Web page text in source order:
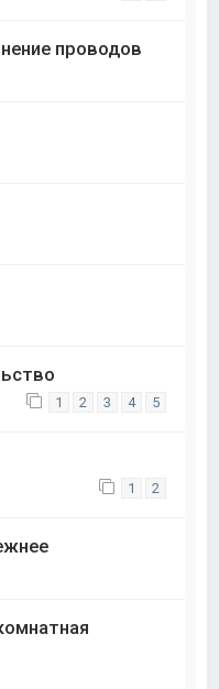
проводов
1 2 3 4 5
1 2